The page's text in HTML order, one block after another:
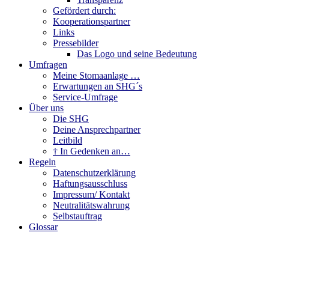
Gefördert durch:
Kooperationspartner
Links
Pressebilder
Das Logo und seine Bedeutung
Umfragen
Meine Stomaanlage …
Erwartungen an SHG´s
Service-Umfrage
Über uns
Die SHG
Deine Ansprechpartner
Leitbild
† In Gedenken an…
Regeln
Datenschutzerklärung
Haftungsausschluss
Impressum/ Kontakt
Neutralitätswahrung
Selbstauftrag
Glossar